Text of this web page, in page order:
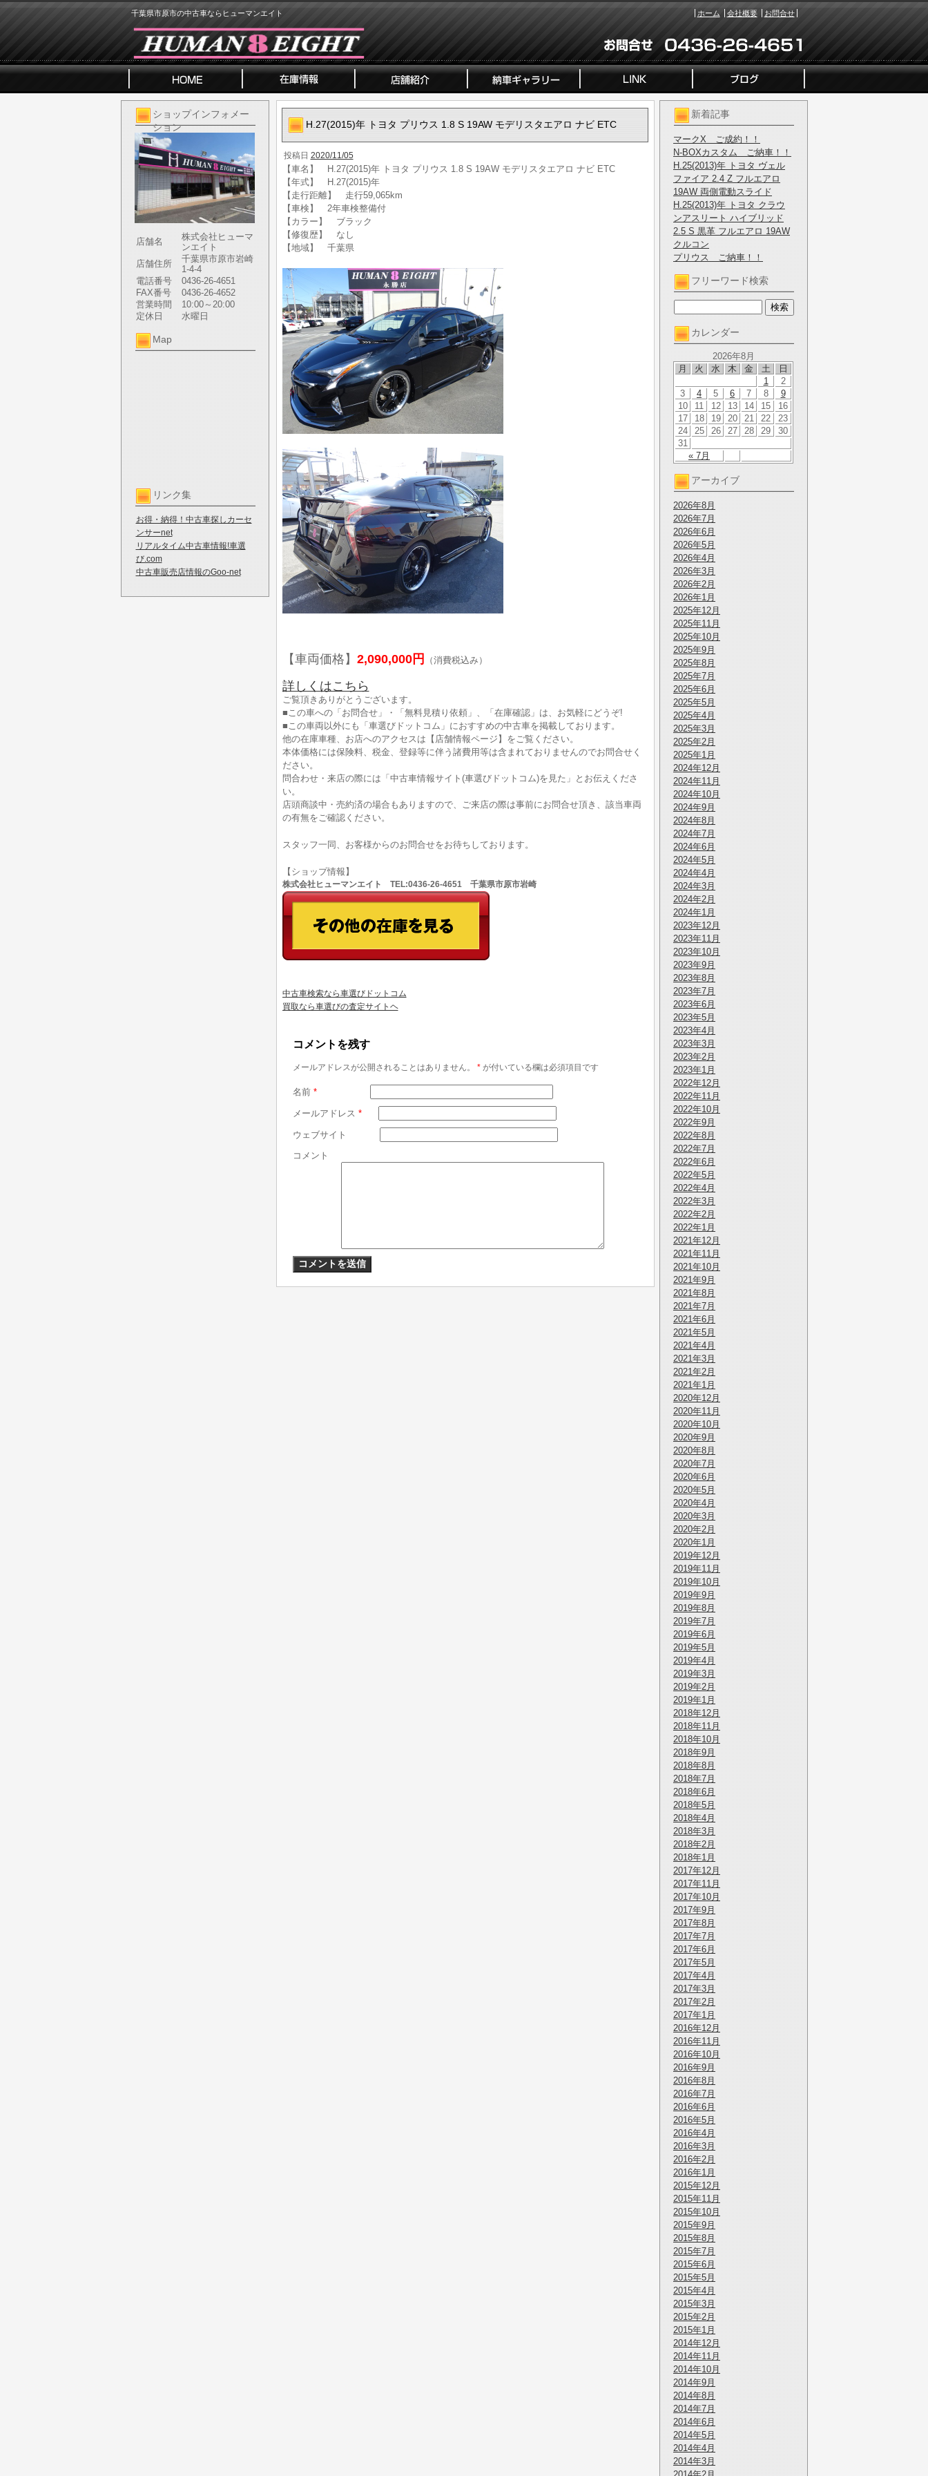
千葉県市原市の中古車ならヒューマンエイト ホーム 会社概要 お問合せ
ショップインフォメー
ション
店舗名
株式会社ヒューマ
ンエイト
店舗住所
千葉県市原市岩崎
1-4-4
電話番号
0436-26-4651
FAX番号
0436-26-4652
営業時間
10:00～20:00
定休日
水曜日
Map
リンク集
お得・納得！中古車探しカーセ
ンサーnet
リアルタイム中古車情報!車選
び.com
中古車販売店情報のGoo-net
新着記事
マークX ご成約！！
N-BOXカスタム ご納車！！
H.25(2013)年 トヨタ ヴェル
ファイア 2.4 Z フルエアロ
19AW 両側電動スライド
H.25(2013)年 トヨタ クラウ
ンアスリート ハイブリッド
2.5 S 黒革 フルエアロ 19AW
クルコン
プリウス ご納車！！
フリーワード検索
カレンダー
2026年8月
月
火 水 木 金 土 日
« 7月
1
2
3
4 5 6 7 8
9
10
11 12 13 14 15
16
17
18 19 20 21 22
23
24
25 26 27 28 29
30
31
アーカイブ
2026年8月
2026年7月
2026年6月
2026年5月
2026年4月
2026年3月
2026年2月
2026年1月
2025年12月
2025年11月
2025年10月
2025年9月
2025年8月
2025年7月
2025年6月
2025年5月
2025年4月
2025年3月
2025年2月
2025年1月
2024年12月
2024年11月
2024年10月
2024年9月
2024年8月
2024年7月
2024年6月
2024年5月
2024年4月
2024年3月
2024年2月
2024年1月
2023年12月
2023年11月
2023年10月
2023年9月
2023年8月
2023年7月
2023年6月
2023年5月
2023年4月
2023年3月
2023年2月
2023年1月
2022年12月
2022年11月
2022年10月
2022年9月
2022年8月
2022年7月
2022年6月
2022年5月
2022年4月
2022年3月
2022年2月
2022年1月
2021年12月
2021年11月
2021年10月
2021年9月
2021年8月
2021年7月
2021年6月
2021年5月
2021年4月
2021年3月
2021年2月
2021年1月
2020年12月
2020年11月
2020年10月
2020年9月
2020年8月
2020年7月
2020年6月
2020年5月
2020年4月
2020年3月
2020年2月
2020年1月
2019年12月
2019年11月
2019年10月
2019年9月
2019年8月
2019年7月
2019年6月
2019年5月
2019年4月
2019年3月
2019年2月
2019年1月
2018年12月
2018年11月
2018年10月
2018年9月
2018年8月
2018年7月
2018年6月
2018年5月
2018年4月
2018年3月
2018年2月
2018年1月
2017年12月
2017年11月
2017年10月
2017年9月
2017年8月
2017年7月
2017年6月
2017年5月
2017年4月
2017年3月
2017年2月
2017年1月
2016年12月
2016年11月
2016年10月
2016年9月
2016年8月
2016年7月
2016年6月
2016年5月
2016年4月
2016年3月
2016年2月
2016年1月
2015年12月
2015年11月
2015年10月
2015年9月
2015年8月
2015年7月
2015年6月
2015年5月
2015年4月
2015年3月
2015年2月
2015年1月
2014年12月
2014年11月
2014年10月
2014年9月
2014年8月
2014年7月
2014年6月
2014年5月
2014年4月
2014年3月
H.27(2015)年 トヨタ プリウス 1.8 S 19AW モデリスタエアロ ナビ ETC
投稿日 2020/11/05
【車名】 H.27(2015)年 トヨタ プリウス 1.8 S 19AW モデリスタエアロ ナビ ETC
【年式】 H.27(2015)年
【走行距離】 走行59,065km
【車検】 2年車検整備付
【カラー】 ブラック
【修復歴】 なし
【地域】 千葉県
【車両価格】 2,090,000円 （消費税込み）
詳しくはこちら
ご覧頂きありがとうございます。
■この車への「お問合せ」・「無料見積り依頼」、「在庫確認」は、お気軽にどうぞ!
■この車両以外にも「車選びドットコム」におすすめの中古車を掲載しております。
他の在庫車種、お店へのアクセスは【店舗情報ページ】をご覧ください。
本体価格には保険料、税金、登録等に伴う諸費用等は含まれておりませんのでお問合せく
ださい。
問合わせ・来店の際には「中古車情報サイト(車選びドットコム)を見た」とお伝えくださ
い。
店頭商談中・売約済の場合もありますので、ご来店の際は事前にお問合せ頂き、該当車両
の有無をご確認ください。
スタッフ一同、お客様からのお問合せをお待ちしております。
【ショップ情報】
株式会社ヒューマンエイト TEL:0436-26-4651 千葉県市原市岩崎
中古車検索なら車選びドットコム
買取なら車選びの査定サイトヘ
コメントを残す
メールアドレスが公開されることはありません。 *が付いている欄は必須項目です
名前 *
メールアドレス *
ウェブサイト
コメント